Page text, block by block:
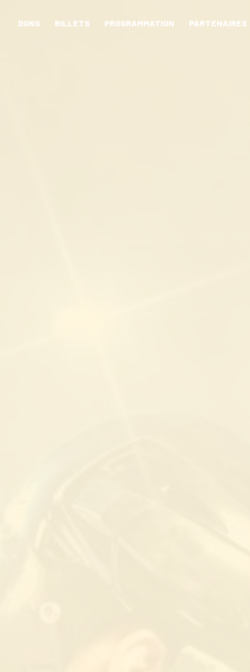
DONS BILLETS PROGRAMMATION PARTENAIRES